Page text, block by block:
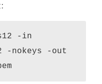
-in
-nokeys -out